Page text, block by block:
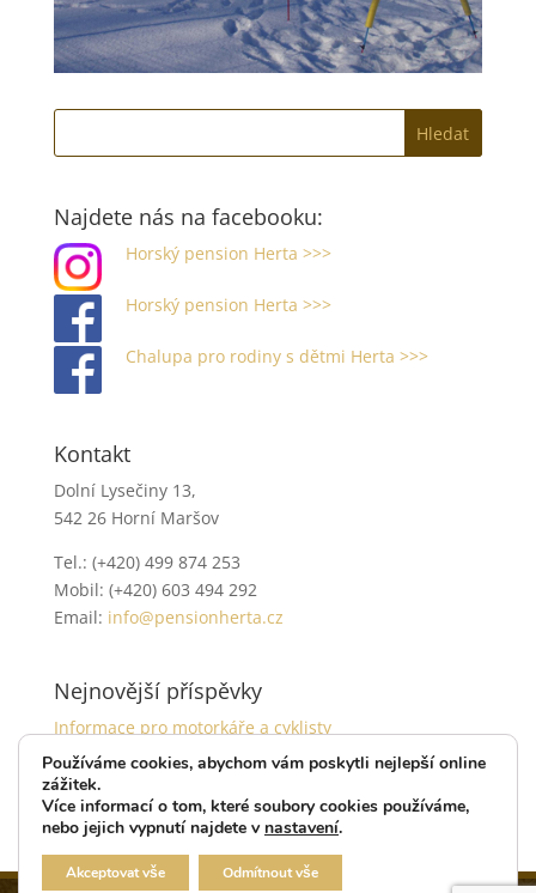
Najdete nás na facebooku:
Horský pension Herta >>>
Horský pension Herta >>>
Chalupa pro rodiny s dětmi Herta >>>
Kontakt
Dolní Lysečiny 13,
542 26 Horní Maršov
Tel.: (+420) 499 874 253
Mobil: (+420) 603 494 292
Email: info@pensionherta.cz
Nejnovější příspěvky
Informace pro motorkáře a cyklisty
Akce pro tenisty
Používáme cookies, abychom vám poskytli nejlepší online
zážitek.
Více informací o tom, které soubory cookies používáme,
nebo jejich vypnutí najdete v nastavení.
Akceptovat vše Odmítnout vše